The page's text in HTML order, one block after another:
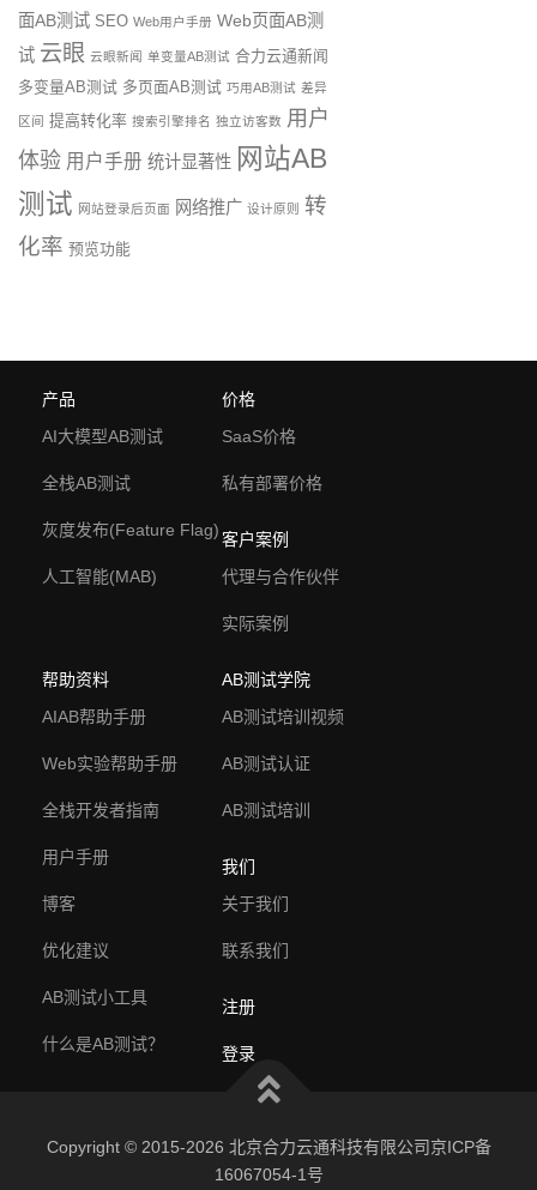
面AB测试 SEO Web用户手册 Web页面AB测
试 云眼 云眼新闻 单变量AB测试 合力云通新闻
多变量AB测试 多页面AB测试 巧用AB测试 差异
区间 提高转化率 搜索引擎排名 独立访客数 用户
体验 用户手册 统计显著性 网站AB
测试 网站登录后页面 网络推广 设计原则
转
化率 预览功能
产品
AI大模型AB测试
全栈AB测试
灰度发布(Feature Flag)
人工智能(MAB)
价格
SaaS价格
私有部署价格
客户案例
代理与合作伙伴
实际案例
帮助资料
AIAB帮助手册
Web实验帮助手册
全栈开发者指南
用户手册
博客
优化建议
AB测试小工具
什么是AB测试？
AB测试学院
AB测试培训视频
AB测试认证
AB测试培训
我们
关于我们
联系我们
注册
登录
Copyright © 2015-2026 北京合力云通科技有限公司京ICP备
16067054-1号